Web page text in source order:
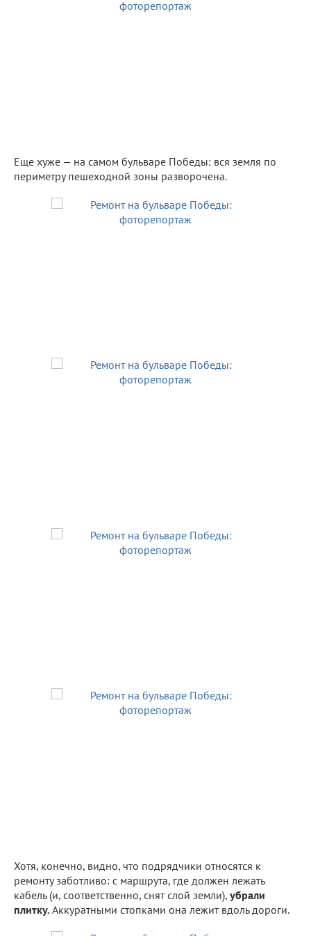
Еще хуже — на самом бульваре Победы: вся земля по
периметру пешеходной зоны разворочена.
Хотя, конечно, видно, что подрядчики относятся к
ремонту заботливо: с маршрута, где должен лежать
кабель (и, соответственно, снят слой земли), убрали
плитку. Аккуратными стопками она лежит вдоль дороги.